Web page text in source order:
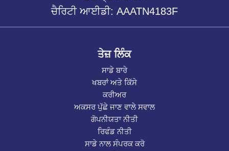
ਚੈਰਿਟੀ ਆਈਡੀ: AAATN4183F
ਤੇਜ਼ ਲਿੰਕ
ਸਾਡੇ ਬਾਰੇ
ਖਬਰਾਂ ਅਤੇ ਕਿੱਸੇ
ਕਰੀਅਰ
ਅਕਸਰ ਪੁੱਛੇ ਜਾਣ ਵਾਲੇ ਸਵਾਲ
ਗੋਪਨੀਯਤਾ ਨੀਤੀ
ਰਿਫੰਡ ਨੀਤੀ
ਸਾਡੇ ਨਾਲ ਸੰਪਰਕ ਕਰੋ